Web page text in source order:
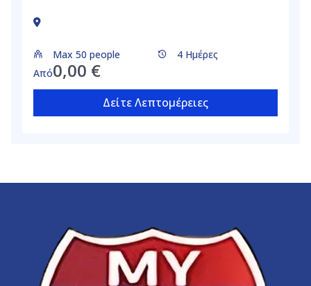
Max 50 people
4 Ημέρες
Από0,00 €
Δείτε Λεπτομέρειες